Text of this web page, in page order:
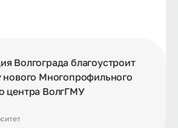
Волгограда благоустроит
нового Многопрофильного
центра ВолгГМУ